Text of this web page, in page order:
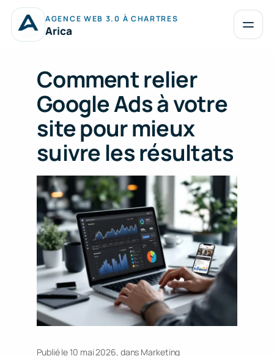
Aller
contenu
AGENCE WEB 3.0 À CHARTRES
Arica
Ouvrir
Comment relier
Google Ads à votre
site pour mieux
suivre les résultats
Publié le 10 mai 2026, dans Marketing